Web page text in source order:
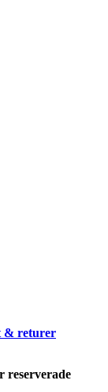
& returer
reserverade